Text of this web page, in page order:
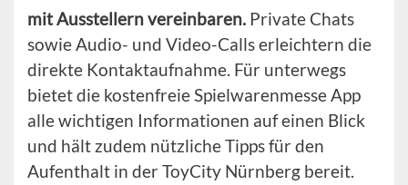
mit Ausstellern vereinbaren. Private Chats
sowie Audio- und Video-Calls erleichtern die
direkte Kontaktaufnahme. Für unterwegs
bietet die kostenfreie Spielwarenmesse App
alle wichtigen Informationen auf einen Blick
und hält zudem nützliche Tipps für den
Aufenthalt in der ToyCity Nürnberg bereit.